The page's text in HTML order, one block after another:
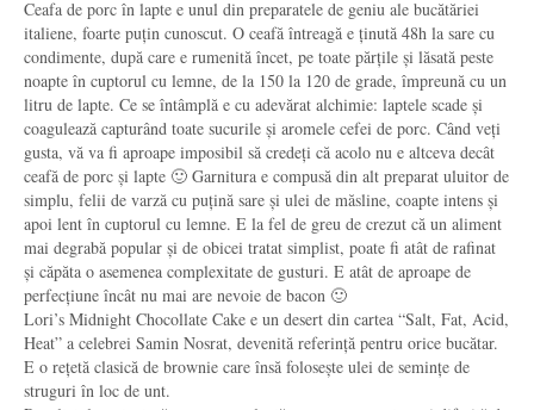
Ceafa de porc în lapte e unul din preparatele de geniu ale bucătăriei
italiene, foarte puțin cunoscut. O ceafă întreagă e ținută 48h la sare cu
condimente, după care e rumenită încet, pe toate părțile și lăsată peste
noapte în cuptorul cu lemne, de la 150 la 120 de grade, împreună cu un
litru de lapte. Ce se întâmplă e cu adevărat alchimie: laptele scade și
coagulează capturând toate sucurile și aromele cefei de porc. Când veți
gusta, vă va fi aproape imposibil să credeți că acolo nu e altceva decât
ceafă de porc și lapte 🙂 Garnitura e compusă din alt preparat uluitor de
simplu, felii de varză cu puțină sare și ulei de măsline, coapte intens și
apoi lent în cuptorul cu lemne. E la fel de greu de crezut că un aliment
mai degrabă popular și de obicei tratat simplist, poate fi atât de rafinat
și căpăta o asemenea complexitate de gusturi. E atât de aproape de
perfecțiune încât nu mai are nevoie de bacon 🙂
Lori’s Midnight Chocollate Cake e un desert din cartea “Salt, Fat, Acid,
Heat” a celebrei Samin Nosrat, devenită referință pentru orice bucătar.
E o rețetă clasică de brownie care însă folosește ulei de semințe de
struguri în loc de unt.